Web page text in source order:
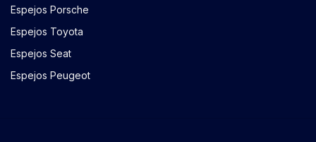
Espejos Porsche
Espejos Toyota
Espejos Seat
Espejos Peugeot